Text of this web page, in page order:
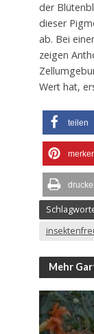
der
dieser
ab. Bei
zeigen
Wert hat,
teilen
Mehr